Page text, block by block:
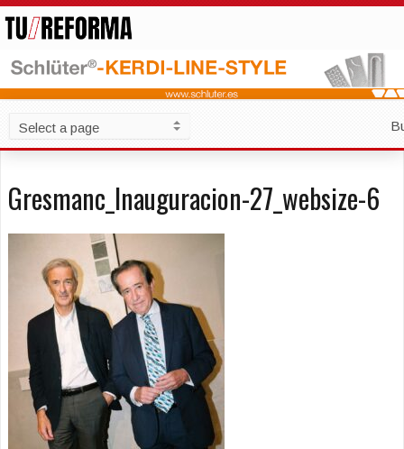
Gresmanc_Inauguracion-27_websize-6